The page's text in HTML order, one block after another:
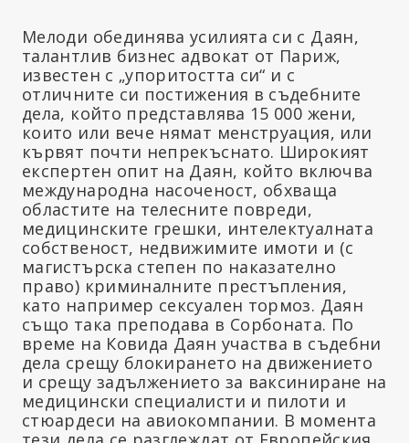
Мелоди обединява усилията си с Даян,
талантлив бизнес адвокат от Париж,
известен с „упоритостта си“ и с
отличните си постижения в съдебните
дела, който представлява 15 000 жени,
които или вече нямат менструация, или
кървят почти непрекъснато. Широкият
експертен опит на Даян, който включва
международна насоченост, обхваща
областите на телесните повреди,
медицинските грешки, интелектуалната
собственост, недвижимите имоти и (с
магистърска степен по наказателно
право) криминалните престъпления,
като например сексуален тормоз. Даян
също така преподава в Сорбоната. По
време на Ковида Даян участва в съдебни
дела срещу блокирането на движението
и срещу задължението за ваксиниране на
медицински специалисти и пилоти и
стюардеси на авиокомпании. В момента